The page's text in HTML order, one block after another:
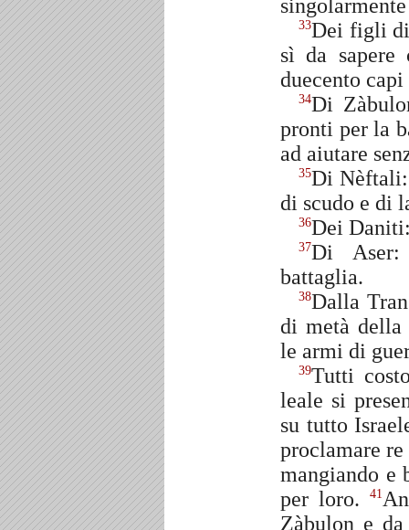
33Dei figli di
sì da sapere
duecento
34Di
pronti per la
ad aiutare
35Di Nèftali:
di scudo e di
36Dei
37Di Aser:
battaglia.
38Dalla
di metà della
le armi di
39Tutti
leale si
su tutto
proclamare
mangiando e
per loro.41
Zàbulon e